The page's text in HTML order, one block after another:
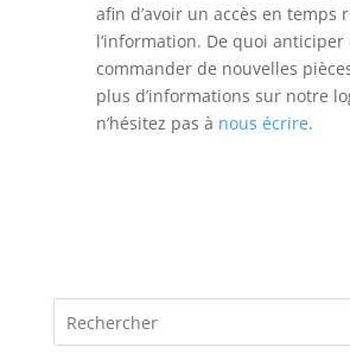
afin d’avoir un accès en temps
l’information. De quoi anticiper
commander de nouvelles
plus d’informations sur notre
n’hésitez pas à nous écrire.